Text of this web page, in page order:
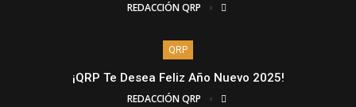
REDACCIÓN QRP
QRP
¡QRP Te Desea Feliz Año Nuevo 2025!
REDACCIÓN QRP